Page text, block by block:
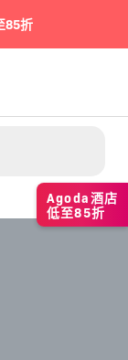
85折
Agoda酒店
低至85折